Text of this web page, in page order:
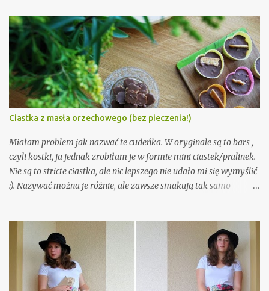
o
m
e
n
a
r
z
Ciastka z masła orzechowego (bez pieczenia!)
Miałam problem jak nazwać te cudeńka. W oryginale są to bars ,
czyli kostki, ja jednak zrobiłam je w formie mini ciastek/pralinek.
Nie są to stricte ciastka, ale nic lepszego nie udało mi się wymyślić
:). Nazywać można je różnie, ale zawsze smakują tak samo
Nie da się tego opisać, trzeba spróbować. Wystarczy 5 składników
i 10 minut czasu. A że przepis nie wymaga właściwie żadnych
umiejętności kulinarnych, ani nawet piekarnika, to musicie go
wypróbować!